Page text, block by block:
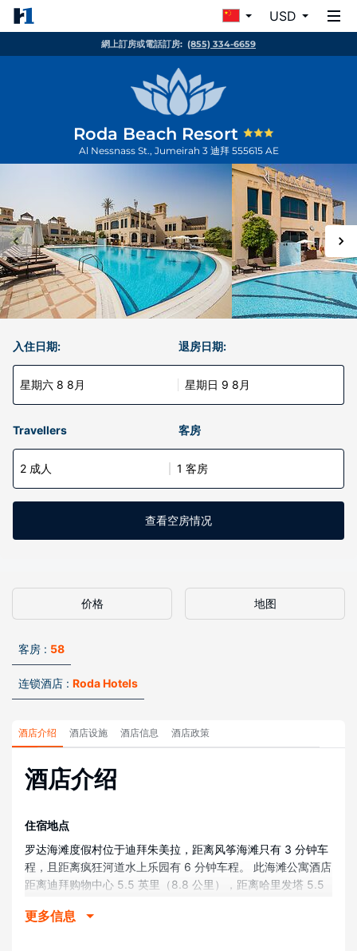
USD
網上訂房或電話訂房: (855) 334-6659
Roda Beach Resort
Al Nessnass St., Jumeirah 3 迪拜 555615 AE
入住日期:
星期六 8 8月
退房日期:
星期日 9 8月
Travellers 客房
2 成人 1 客房
查看空房情况
价格 地图
客房 : 58
连锁酒店 : Roda Hotels
酒店介绍 酒店设施 酒店信息 酒店政策
酒店介绍
住宿地点
罗达海滩度假村位于迪拜朱美拉，距离风筝海滩只有 3 分钟车
程，且距离疯狂河道水上乐园有 6 分钟车程。 此海滩公寓酒店
距离迪拜购物中心 5.5 英里（8.8 公里），距离哈里发塔 5.5
客房
更多信息